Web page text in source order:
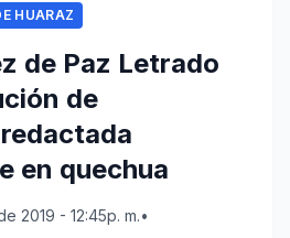
HUARAZ
de Paz Letrado
de
en quechua
2019 - 12:45p. m.•